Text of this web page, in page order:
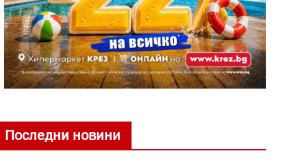
Последни новини